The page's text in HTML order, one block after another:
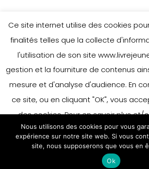
Ce site internet utilise des cookies
finalités telles que la collecte
l'utilisation de son site
gestion et la fourniture de contenus
mesure et d'analyse d'audience. En
ce site, ou en cliquant "OK", vous
des cookies. Pour en savoir plus et/
préférences en matière de cookies,
à notre politique sur les cookies.
En savoir plus
Nous utilisons des cookies pour vous
expérience sur notre site web. Si vous
site, nous supposerons que vous en
Ok